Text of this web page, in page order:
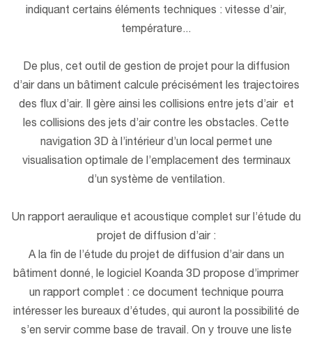
indiquant certains éléments techniques : vitesse d’air,
température...
De plus, cet outil de gestion de projet pour la diffusion
d’air dans un bâtiment calcule précisément les trajectoires
des flux d’air. Il gère ainsi les collisions entre jets d’air et
les collisions des jets d’air contre les obstacles. Cette
navigation 3D à l’intérieur d’un local permet une
visualisation optimale de l’emplacement des terminaux
d’un système de ventilation.
Un rapport aeraulique et acoustique complet sur l’étude du
projet de diffusion d’air :
A la fin de l’étude du projet de diffusion d’air dans un
bâtiment donné, le logiciel Koanda 3D propose d’imprimer
un rapport complet : ce document technique pourra
intéresser les bureaux d’études, qui auront la possibilité de
s’en servir comme base de travail. On y trouve une liste